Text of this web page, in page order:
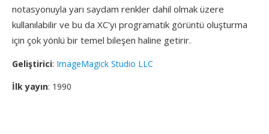
notasyonuyla yarı saydam renkler dahil olmak üzere
kullanılabilir ve bu da XC'yı programatik görüntü oluşturma
için çok yönlü bir temel bileşen haline getirir.
Geliştirici: ImageMagick Studio LLC
İlk yayın: 1990